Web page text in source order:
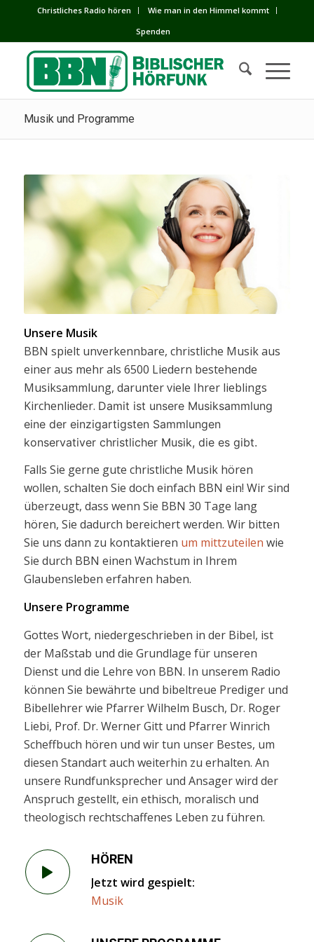
Сhristliches Radio hören
Wie man in den Himmel kommt
Spenden
Musik und Programme
Unsere Musik
BBN spielt unverkennbare, christliche Musik aus
einer aus mehr als 6500 Liedern bestehende
Musiksammlung, darunter viele Ihrer lieblings
Kirchenlieder. Damit ist unsere Musiksammlung
eine der einzigartigsten Sammlungen
konservativer christlicher Musik, die es gibt.
Falls Sie gerne gute christliche Musik hören
wollen, schalten Sie doch einfach BBN ein! Wir sind
überzeugt, dass wenn Sie BBN 30 Tage lang
hören, Sie dadurch bereichert werden. Wir bitten
Sie uns dann zu kontaktieren um mittzuteilen wie
Sie durch BBN einen Wachstum in Ihrem
Glaubensleben erfahren haben.
Unsere Programme
Gottes Wort, niedergeschrieben in der Bibel, ist
der Maßstab und die Grundlage für unseren
Dienst und die Lehre von BBN. In unserem Radio
können Sie bewährte und bibeltreue Prediger und
Bibellehrer wie Pfarrer Wilhelm Busch, Dr. Roger
Liebi, Prof. Dr. Werner Gitt und Pfarrer Winrich
Scheffbuch hören und wir tun unser Bestes, um
diesen Standart auch weiterhin zu erhalten. An
unsere Rundfunksprecher und Ansager wird der
Anspruch gestellt, ein ethisch, moralisch und
theologisch rechtschaffenes Leben zu führen.
HÖREN
Jetzt wird gespielt:
Musik